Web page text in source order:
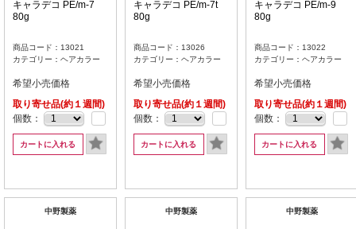
キャラデコ PE/m-7
80g
商品コード：13021
カテゴリー：ヘアカラー
希望小売価格
取り寄せ品(約１週間)
個数：
カートに入れる
キャラデコ PE/m-7t
80g
商品コード：13026
カテゴリー：ヘアカラー
希望小売価格
取り寄せ品(約１週間)
個数：
カートに入れる
キャラデコ PE/m-9
80g
商品コード：13022
カテゴリー：ヘアカラー
希望小売価格
取り寄せ品(約１週間)
個数：
カートに入れる
中野製薬 中野製薬 中野製薬